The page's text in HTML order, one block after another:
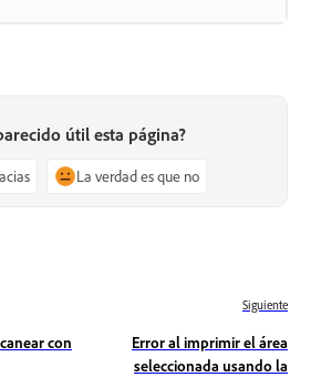
útil esta página?
La verdad es que no
con
Siguiente
Error al imprimir el área
seleccionada usando la